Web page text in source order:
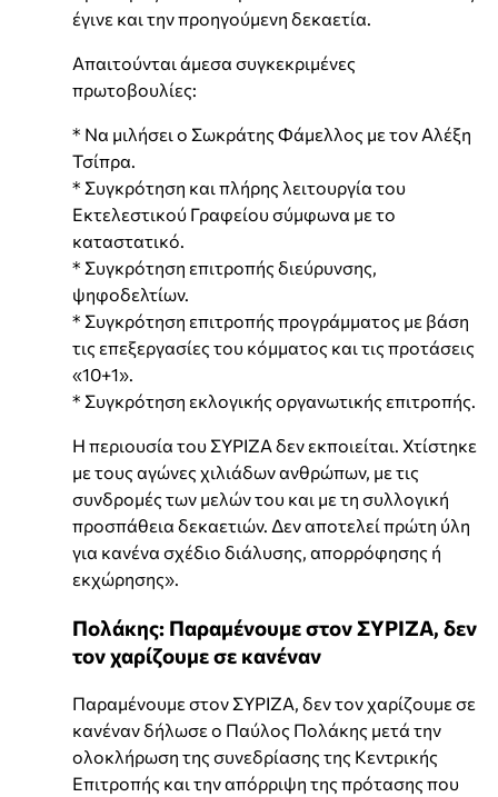
έγινε και την προηγούμενη δεκαετία.
Απαιτούνται άμεσα συγκεκριμένες
πρωτοβουλίες:
* Να μιλήσει ο Σωκράτης Φάμελλος με τον Αλέξη
Τσίπρα.
* Συγκρότηση και πλήρης λειτουργία του
Εκτελεστικού Γραφείου σύμφωνα με το
καταστατικό.
* Συγκρότηση επιτροπής διεύρυνσης,
ψηφοδελτίων.
* Συγκρότηση επιτροπής προγράμματος με βάση
τις επεξεργασίες του κόμματος και τις προτάσεις
«10+1».
* Συγκρότηση εκλογικής οργανωτικής επιτροπής.
Η περιουσία του ΣΥΡΙΖΑ δεν εκποιείται. Χτίστηκε
με τους αγώνες χιλιάδων ανθρώπων, με τις
συνδρομές των μελών του και με τη συλλογική
προσπάθεια δεκαετιών. Δεν αποτελεί πρώτη ύλη
για κανένα σχέδιο διάλυσης, απορρόφησης ή
εκχώρησης».
Πολάκης: Παραμένουμε στον ΣΥΡΙΖΑ, δεν
τον χαρίζουμε σε κανέναν
Παραμένουμε στον ΣΥΡΙΖΑ, δεν τον χαρίζουμε σε
κανέναν δήλωσε ο Παύλος Πολάκης μετά την
ολοκλήρωση της συνεδρίασης της Κεντρικής
Επιτροπής και την απόρριψη της πρότασης που